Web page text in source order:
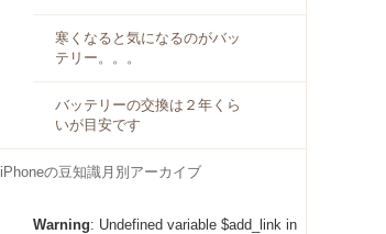
寒くなると気になるのがバッ
テリー。。。
バッテリーの交換は２年くら
いが目安です
iPhoneの豆知識月別アーカイブ
Warning: Undefined variable $add_link in